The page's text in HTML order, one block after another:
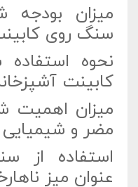
میزان بودجه
سنگ روی
نحوه
کابینت
میزان اهمیت
مضر و شیمیایی
استفاده از
عنوان میز